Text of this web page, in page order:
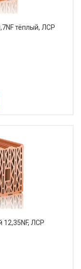
тёплый, ЛСР
ЛСР